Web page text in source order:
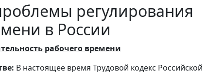
регулирования
в России
рабочего времени
В настоящее время Трудовой кодекс Российской